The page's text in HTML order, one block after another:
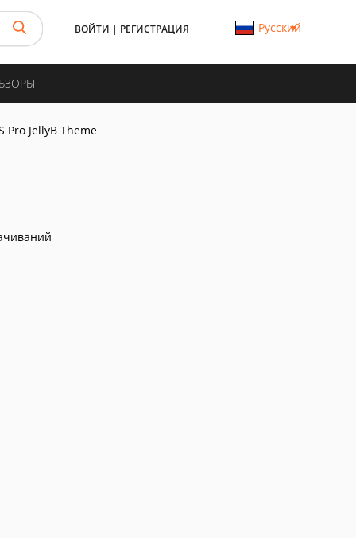
ВОЙТИ | РЕГИСТРАЦИЯ Русский
Pro JellyB Theme